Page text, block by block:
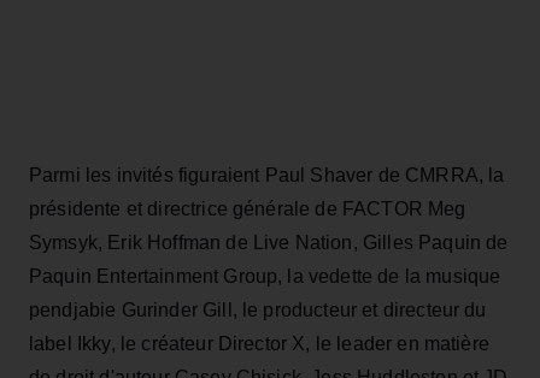
Parmi les invités figuraient Paul Shaver de CMRRA, la
présidente et directrice générale de FACTOR Meg
Symsyk, Erik Hoffman de Live Nation, Gilles Paquin de
Paquin Entertainment Group, la vedette de la musique
pendjabie Gurinder Gill, le producteur et directeur du
label Ikky, le créateur Director X, le leader en matière